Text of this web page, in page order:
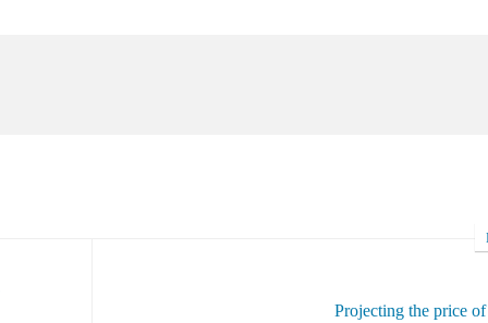
Projecting the price